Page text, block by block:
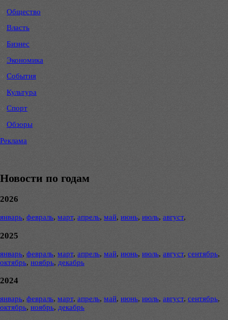
Общество
Власть
Бизнес
Экономика
События
Культура
Спорт
Обзоры
Реклама
Новости по годам
2026
январь, февраль, март, апрель, май, июнь, июль, август,
2025
январь, февраль, март, апрель, май, июнь, июль, август, сентябрь,
октябрь, ноябрь, декабрь
2024
январь, февраль, март, апрель, май, июнь, июль, август, сентябрь,
октябрь, ноябрь, декабрь